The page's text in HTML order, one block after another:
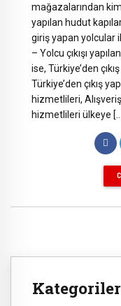
mağazalarından
yapılan hudut
giriş yapan yolcular
– Yolcu çıkışı
ise, Türkiye’den
Türkiye’den çıkış
hizmetlileri,
hizmetlileri ülkeye
Kategoriler